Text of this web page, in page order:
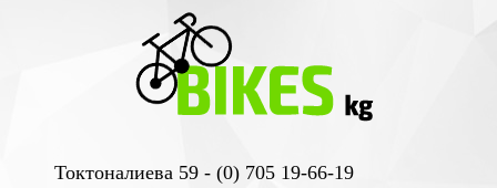
Токтоналиева 59 - (0) 705 19-66-19